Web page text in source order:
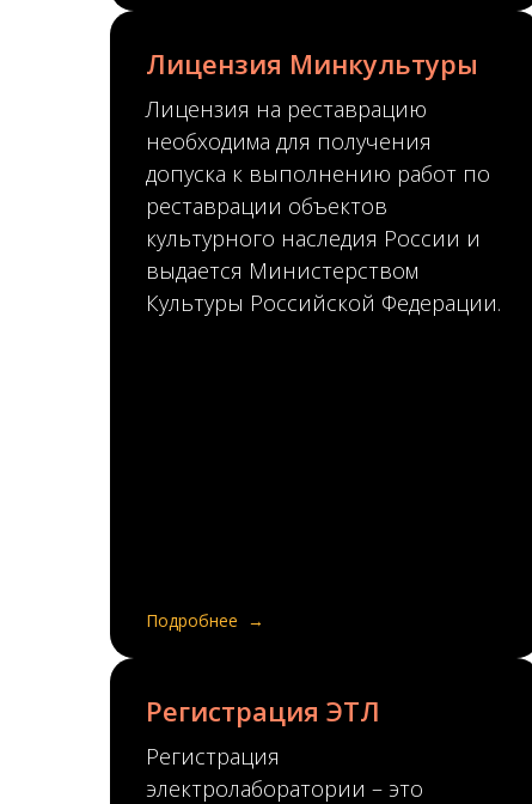
Лицензия Минкультуры
Лицензия на реставрацию
необходима для получения
допуска к выполнению работ по
реставрации объектов
культурного наследия России и
выдается Министерством
Культуры Российской Федерации.
Подробнее
Регистрация ЭТЛ
Регистрация
электролаборатории – это